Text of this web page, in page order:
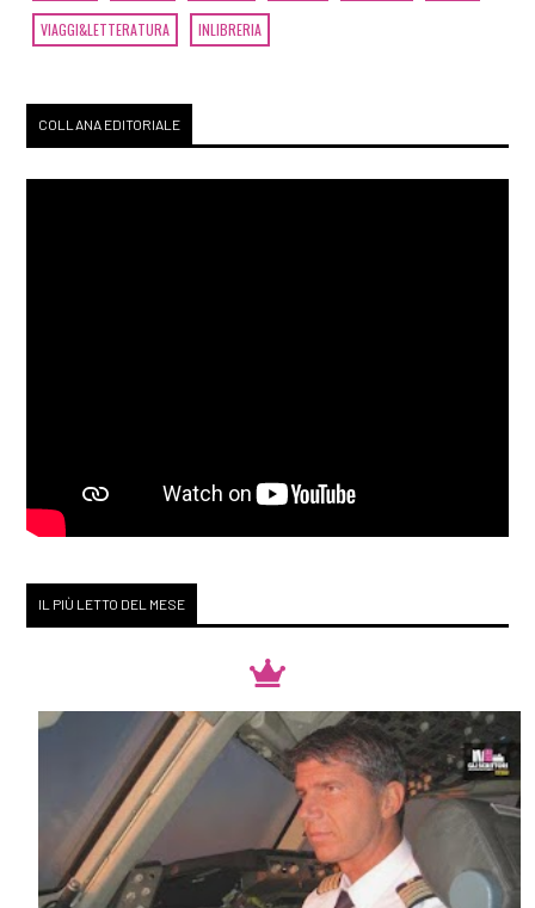
VIAGGI&LETTERATURA INLIBRERIA
COLLANA EDITORIALE
IL PIÙ LETTO DEL MESE